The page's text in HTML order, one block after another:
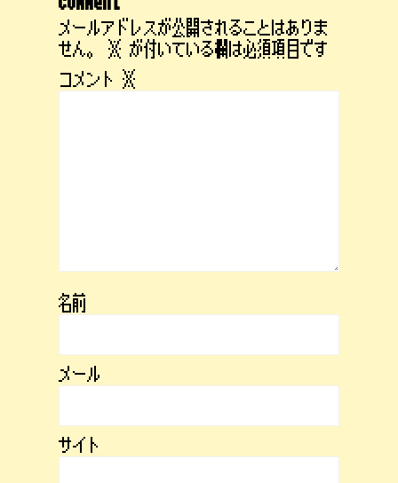
メールアドレスが公開されることはありま
せん。
※ が付いている欄は必須項目です
コメント ※
名前
メール
サイト